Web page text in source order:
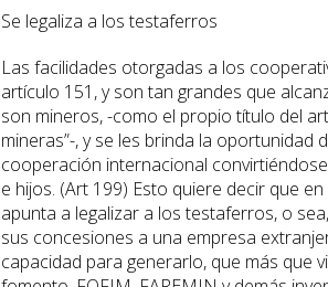
Se legaliza a los testaferros
Las facilidades otorgadas a los
artículo 151, y son tan grandes que
son mineros, -como el propio título del
mineras”-, y se les brinda la
cooperación internacional
e hijos. (Art 199) Esto quiere decir que
apunta a legalizar a los testaferros, o
sus concesiones a una empresa
capacidad para generarlo, que más que